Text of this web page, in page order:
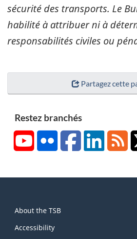
sécurité des transports. Le
habilité à attribuer ni à
responsabilités civiles ou
Partagez cette
Restez branchés
YouTubeFlickr FacebookLinkedIn
this
site
About the TSB
Accessibility